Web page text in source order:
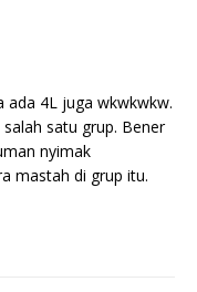
ada 4L juga wkwkwkw.
satu grup. Bener
nyimak
mastah di grup itu.